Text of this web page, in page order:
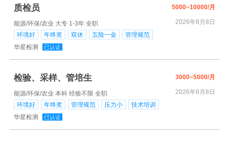
质检员 5000~10000/月
能源/环保/农业 大专 1-3年 全职
2026年8月8日
环境好
年终奖 双休 五险一金
管理规范
华星检测
已认证
检验、采样、管培生 3000~5000/月
能源/环保/农业 本科 经验不限 全职
2026年8月8日
环境好
年终奖 管理规范 压力小
技术培训
华星检测
已认证